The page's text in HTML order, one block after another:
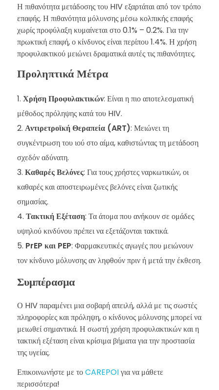
Η πιθανότητα μετάδοσης του HIV εξαρτάται από τον τρόπο
επαφής. Η πιθανότητα μόλυνσης μέσω κολπικής επαφής
χωρίς προφύλαξη κυμαίνεται στο 0.1% – 0.2%. Για την
πρωκτική επαφή, ο κίνδυνος είναι περίπου 1.4%. Η χρήση
προφυλακτικού μειώνει δραματικά αυτές τις πιθανότητες.
Προληπτικά Μέτρα
Χρήση Προφυλακτικών: Είναι η πιο αποτελεσματική
μέθοδος πρόληψης κατά του HIV.
Αντιρετροϊκή Θεραπεία (ART): Μειώνει τη
συγκέντρωση του ιού στο αίμα, καθιστώντας τη μετάδοση
σχεδόν αδύνατη.
Καθαρές Βελόνες: Για τους χρήστες ναρκωτικών, οι
καθαρές και αποστειρωμένες βελόνες είναι ζωτικής
σημασίας.
Τακτική Εξέταση: Τα άτομα που ανήκουν σε ομάδες
υψηλού κινδύνου πρέπει να εξετάζονται τακτικά.
PrEP και PEP: Φαρμακευτικές αγωγές που μειώνουν
τον κίνδυνο μόλυνσης αν ληφθούν πριν ή μετά την έκθεση.
Συμπέρασμα
Ο HIV παραμένει μια σοβαρή απειλή, αλλά με τις σωστές
πληροφορίες και πρόληψη, ο κίνδυνος μόλυνσης μπορεί να
μειωθεί σημαντικά. Η σωστή χρήση προφυλακτικών και η
τακτική εξέταση είναι κρίσιμα βήματα για την προστασία
της υγείας.
Επικοινωνήστε με τοCAREPOIγια να μάθετε
περισσότερα!